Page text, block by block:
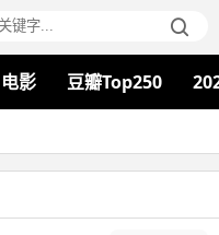
电影 豆瓣Top250